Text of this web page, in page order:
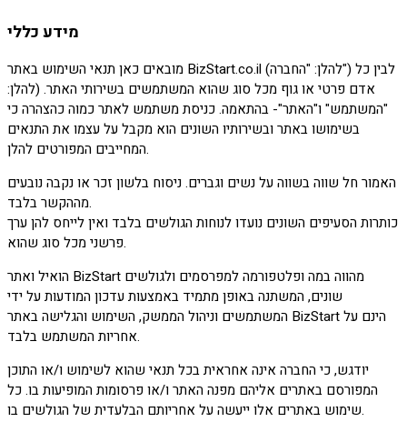
מידע כללי
מובאים כאן תנאי השימוש באתר BizStart.co.il (להלן: "החברה") לבין כל
אדם פרטי או גוף מכל סוג שהוא המשתמשים בשירותי האתר. (להלן:
"המשתמש" ו"האתר"- בהתאמה. כניסת משתמש לאתר כמוה כהצהרה כי
בשימושו באתר ובשירותיו השונים הוא מקבל על עצמו את התנאים
המחייבים המפורטים להלן.
האמור חל שווה בשווה על נשים וגברים. ניסוח בלשון זכר או נקבה נובעים
מההקשר בלבד.
כותרות הסעיפים השונים נועדו לנוחות הגולשים בלבד ואין לייחס להן ערך
פרשני מכל סוג שהוא.
הואיל ואתר BizStart מהווה במה ופלטפורמה למפרסמים ולגולשים
שונים, המשתנה באופן מתמיד באמצעות עדכון המודעות על ידי
המשתמשים וניהול הממשק, השימוש והגלישה באתר BizStart הינם על
אחריות המשתמש בלבד.
יודגש, כי החברה אינה אחראית בכל תנאי שהוא לשימוש ו/או התוכן
המפורסם באתרים אליהם מפנה האתר ו/או פרסומות המופיעות בו. כל
שימוש באתרים אלו ייעשה על אחריותם הבלעדית של הגולשים בו.